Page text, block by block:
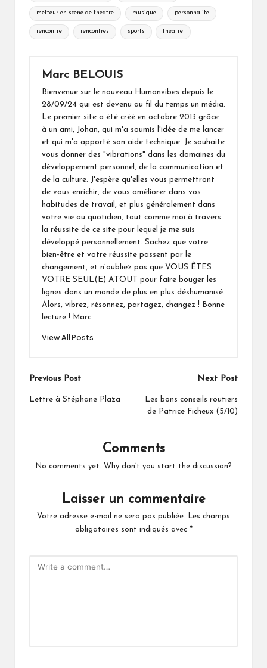
metteur en scene de theatre musique personnalite
rencontre rencontres sports theatre
Marc BELOUIS
Bienvenue sur le nouveau Humanvibes depuis le
28/09/24 qui est devenu au fil du temps un média.
Le premier site a été créé en octobre 2013 grâce
à un ami, Johan, qui m'a soumis l'idée de me lancer
et qui m'a apporté son aide technique. Je souhaite
vous donner des "vibrations" dans les domaines du
développement personnel, de la communication et
de la culture. J'espère qu'elles vous permettront
de vous enrichir, de vous améliorer dans vos
habitudes de travail, et plus généralement dans
votre vie au quotidien, tout comme moi à travers
la réussite de ce site pour lequel je me suis
développé personnellement. Sachez que votre
bien-être et votre réussite passent par le
changement, et n’oubliez pas que VOUS ÊTES
VOTRE SEUL(E) ATOUT pour faire bouger les
lignes dans un monde de plus en plus déshumanisé.
Alors, vibrez, résonnez, partagez, changez ! Bonne
lecture ! Marc
View All Posts
Post
navigation
Previous Post
Lettre à Stéphane Plaza
Next Post
Les bons conseils routiers
de Patrice Ficheux (5/10)
Comments
No comments yet. Why don’t you start the discussion?
Laisser un commentaire
Votre adresse e-mail ne sera pas publiée.
Les champs
obligatoires sont indiqués avec *